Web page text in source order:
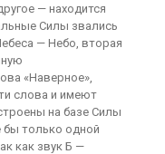
— находится
Силы звались
— Небо, вторая
«Наверное»,
слова и имеют
на базе Силы
бы только одной
как звук Б —